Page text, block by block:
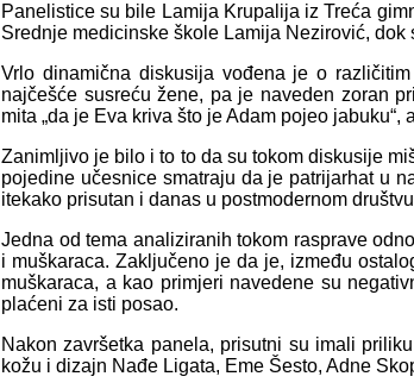
Panelistice su bile Lamija Krupalija iz Treća
Srednje medicinske škole Lamija Nezirović,
Vrlo dinamična diskusija vođena je o
najčešće susreću žene, pa je naveden zoran
mita „da je Eva kriva što je Adam pojeo jabuku“,
Zanimljivo je bilo i to to da su tokom diskusije
pojedine učesnice smatraju da je patrijarhat u
itekako prisutan i danas u postmodernom
Jedna od tema analiziranih tokom rasprave
i muškaraca. Zaključeno je da je, između
muškaraca, a kao primjeri navedene su
plaćeni za isti posao.
Nakon završetka panela, prisutni su imali
kožu i dizajn Nađe Ligata, Eme Šesto, Adne